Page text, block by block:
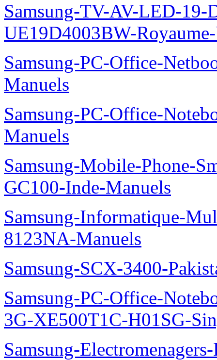
Samsung-TV-AV-LED-
UE19D4003BW-
Samsung-PC-Office-
Manuels
Samsung-PC-Office-
Manuels
Samsung-Mobile-Phone-
GC100-Inde-Manuels
Samsung-Informatique-
8123NA-Manuels
Samsung-SCX-3400-
Samsung-PC-Office-
3G-XE500T1C-H01SG-
Samsung-